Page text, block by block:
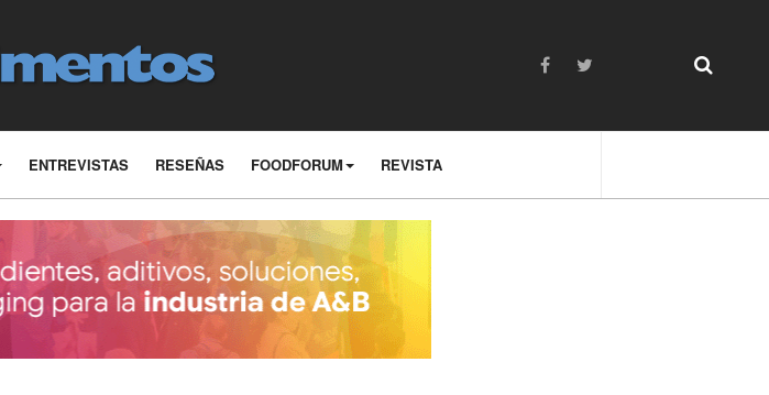
ENTREVISTAS RESEÑAS FOODFORUM REVISTA